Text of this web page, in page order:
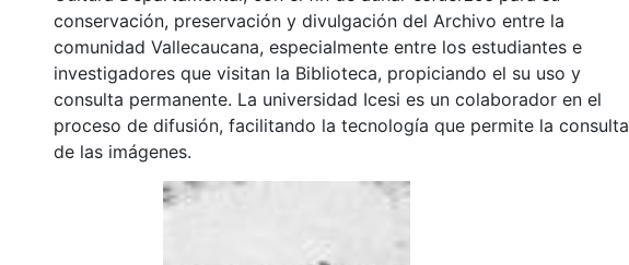
conservación, preservación y divulgación del Archivo entre la
comunidad Vallecaucana, especialmente entre los estudiantes e
investigadores que visitan la Biblioteca, propiciando el su uso y
consulta permanente. La universidad Icesi es un colaborador en el
proceso de difusión, facilitando la tecnología que permite la consulta
de las imágenes.